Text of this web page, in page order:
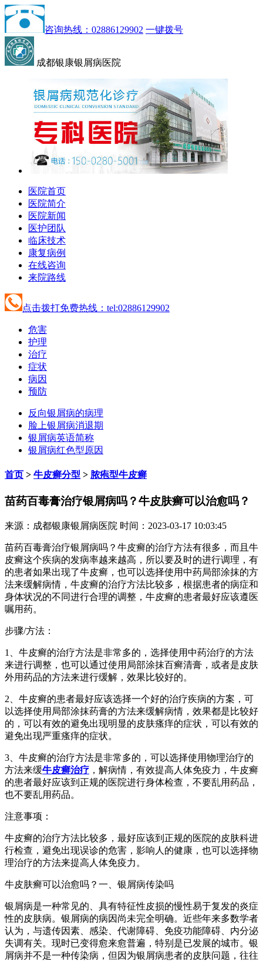
咨询热线：02886129902 一键拨号
成都银康银屑病医院
医院首页
医院简介
医院新闻
医护团队
临床技术
康复病例
在线咨询
来院路线
点击拨打免费热线：tel:02886129902
危害
护理
治疗
症状
病因
预防
反向银屑病的病理
脸上银屑病消退期
银屑病英语简称
银屑病红色型原因
首页 > 牛皮癣分型 > 脓疱型牛皮癣
苗药百毒膏治疗银屑病吗？牛皮肤癣可以治愈吗？
来源：成都银康银屑病医院 时间：2023-03-17 10:03:45
苗药百毒膏治疗银屑病吗？牛皮癣的治疗方法有很多，而且牛
皮癣这个疾病的发病率越来越高，所以要及时的进行调理，有
的患者如果出现了牛皮癣，也可以选择使用中药局部涂抹的方
法来缓解病情，牛皮癣的治疗方法比较多，根据患者的病症和
身体状况的不同进行合理的调整，牛皮癣的患者最好应该遵医
嘱用药。
步骤/方法：
1、牛皮癣的治疗方法是非常多的，选择使用中药治疗的方法
来进行调整，也可以通过使用局部涂抹百癣清膏，或者是皮肤
外用药品的方法来进行缓解，效果比较好的。
2、牛皮癣的患者最好应该选择一个好的治疗疾病的方案，可
以选择使用局部涂抹药膏的方法来缓解病情，效果都是比较好
的，可以有效的避免出现明显的皮肤瘙痒的症状，可以有效的
避免出现严重瘙痒的症状。
3、牛皮癣的治疗方法是非常多的，可以选择使用物理治疗的
方法来缓牛皮癣治疗 ，解病情，有效提高人体免疫力，牛皮癣
的患者最好应该到正规的医院进行身体检查，不要乱用药品，
也不要乱用药品。
注意事项：
牛皮癣的治疗方法比较多，最好应该到正规的医院的皮肤科进
行检查，避免出现误诊的危害，影响人的健康，也可以选择物
理治疗的方法来提高人体免疫力。
牛皮肤癣可以治愈吗？一、银屑病传染吗
银屑病是一种常见的、具有特征性皮损的慢性易于复发的炎症
性的皮肤病。银屑病的病因尚未完全明确。近些年来多数学者
认为，与遗传因素、感染、代谢障碍、免疫功能障碍、内分泌
失调有关。现时已变得愈来愈普遍，特别是已发展的城市。银
屑病并不是一种传染病，但因为银屑病患者的皮肤问题，往往